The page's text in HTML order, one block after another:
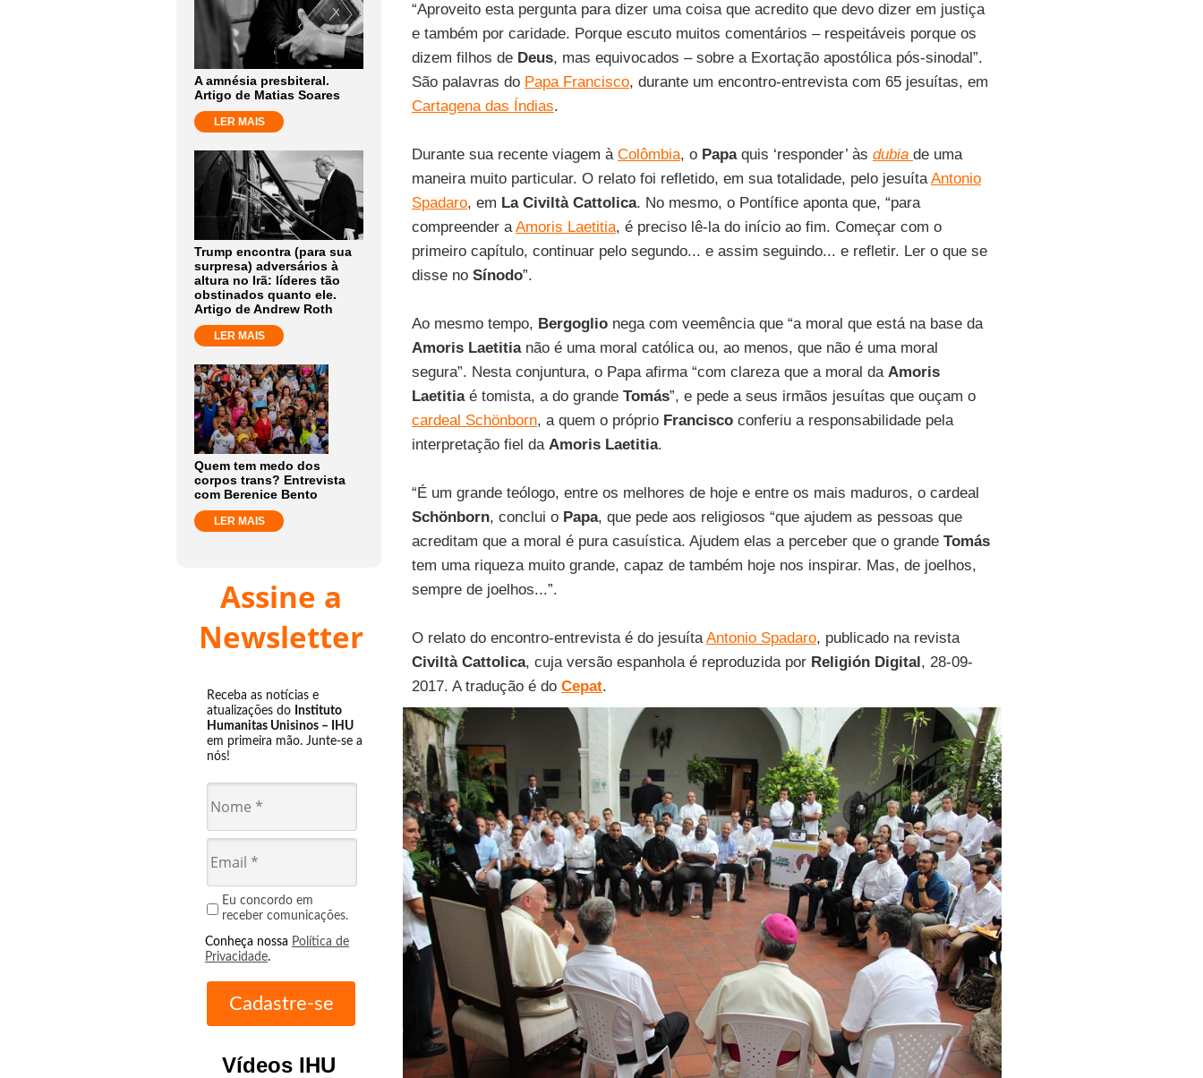
A amnésia presbiteral.
Artigo de Matias Soares
LER MAIS
Trump encontra (para sua
surpresa) adversários à
altura no Irã: líderes tão
obstinados quanto ele.
Artigo de Andrew Roth
LER MAIS
Quem tem medo dos
corpos trans? Entrevista
com Berenice Bento
LER MAIS
Assine a
Newsletter
Receba as notícias e
atualizações do Instituto
Humanitas Unisinos – IHU
em primeira mão. Junte-se a
nós!
Eu concordo em
receber comunicações.
Conheça nossa Política de
Privacidade.
Vídeos IHU
“Aproveito esta pergunta para dizer uma coisa que acredito que devo dizer em justiça
e também por caridade. Porque escuto muitos comentários – respeitáveis porque os
dizem filhos de Deus, mas equivocados – sobre a Exortação apostólica pós-sinodal”.
São palavras do Papa Francisco, durante um encontro-entrevista com 65 jesuítas, em
Cartagena das Índias.
Durante sua recente viagem à Colômbia, o Papaquis ‘responder’ às dubia de uma
maneira muito particular. O relato foi refletido, em sua totalidade, pelo jesuítaAntonio
Spadaro, em La Civiltà Cattolica. No mesmo, o Pontífice aponta que, “para
compreender aAmoris Laetitia, é preciso lê-la do início ao fim. Começar com o
primeiro capítulo, continuar pelo segundo... e assim seguindo... e refletir. Ler o que se
disse no Sínodo”.
Ao mesmo tempo, Bergoglionega com veemência que “a moral que está na base da
Amoris Laetitianão é uma moral católica ou, ao menos, que não é uma moral
segura”. Nesta conjuntura, o Papa afirma “com clareza que a moral da Amoris
Laetitiaé tomista, a do grande Tomás”, e pede a seus irmãos jesuítas que ouçam o
cardeal Schönborn, a quem o próprio Franciscoconferiu a responsabilidade pela
interpretação fiel da Amoris Laetitia.
“É um grande teólogo, entre os melhores de hoje e entre os mais maduros, o cardeal
Schönborn, conclui o Papa, que pede aos religiosos “que ajudem as pessoas que
acreditam que a moral é pura casuística. Ajudem elas a perceber que o grande Tomás
tem uma riqueza muito grande, capaz de também hoje nos inspirar. Mas, de joelhos,
sempre de joelhos...”.
O relato do encontro-entrevista é do jesuítaAntonio Spadaro, publicado na revista
Civiltà Cattolica, cuja versão espanhola é reproduzida por Religión Digital, 28-09-
2017. A tradução é do Cepat.